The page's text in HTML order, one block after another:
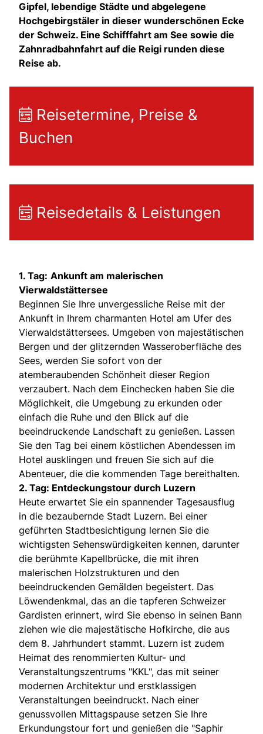
Gipfel, lebendige Städte und abgelegene
Hochgebirgstäler in dieser wunderschönen Ecke
der Schweiz. Eine Schifffahrt am See sowie die
Zahnradbahnfahrt auf die Reigi runden diese
Reise ab.
Reisetermine, Preise &
Buchen
Reisedetails & Leistungen
1. Tag: Ankunft am malerischen
Vierwaldstättersee
Beginnen Sie Ihre unvergessliche Reise mit der
Ankunft in Ihrem charmanten Hotel am Ufer des
Vierwaldstättersees. Umgeben von majestätischen
Bergen und der glitzernden Wasseroberfläche des
Sees, werden Sie sofort von der
atemberaubenden Schönheit dieser Region
verzaubert. Nach dem Einchecken haben Sie die
Möglichkeit, die Umgebung zu erkunden oder
einfach die Ruhe und den Blick auf die
beeindruckende Landschaft zu genießen. Lassen
Sie den Tag bei einem köstlichen Abendessen im
Hotel ausklingen und freuen Sie sich auf die
Abenteuer, die die kommenden Tage bereithalten.
2. Tag: Entdeckungstour durch Luzern
Heute erwartet Sie ein spannender Tagesausflug
in die bezaubernde Stadt Luzern. Bei einer
geführten Stadtbesichtigung lernen Sie die
wichtigsten Sehenswürdigkeiten kennen, darunter
die berühmte Kapellbrücke, die mit ihren
malerischen Holzstrukturen und den
beeindruckenden Gemälden begeistert. Das
Löwendenkmal, das an die tapferen Schweizer
Gardisten erinnert, wird Sie ebenso in seinen Bann
ziehen wie die majestätische Hofkirche, die aus
dem 8. Jahrhundert stammt. Luzern ist zudem
Heimat des renommierten Kultur- und
Veranstaltungszentrums "KKL", das mit seiner
modernen Architektur und erstklassigen
Veranstaltungen beeindruckt. Nach einer
genussvollen Mittagspause setzen Sie Ihre
Erkundungstour fort und genießen die "Saphir